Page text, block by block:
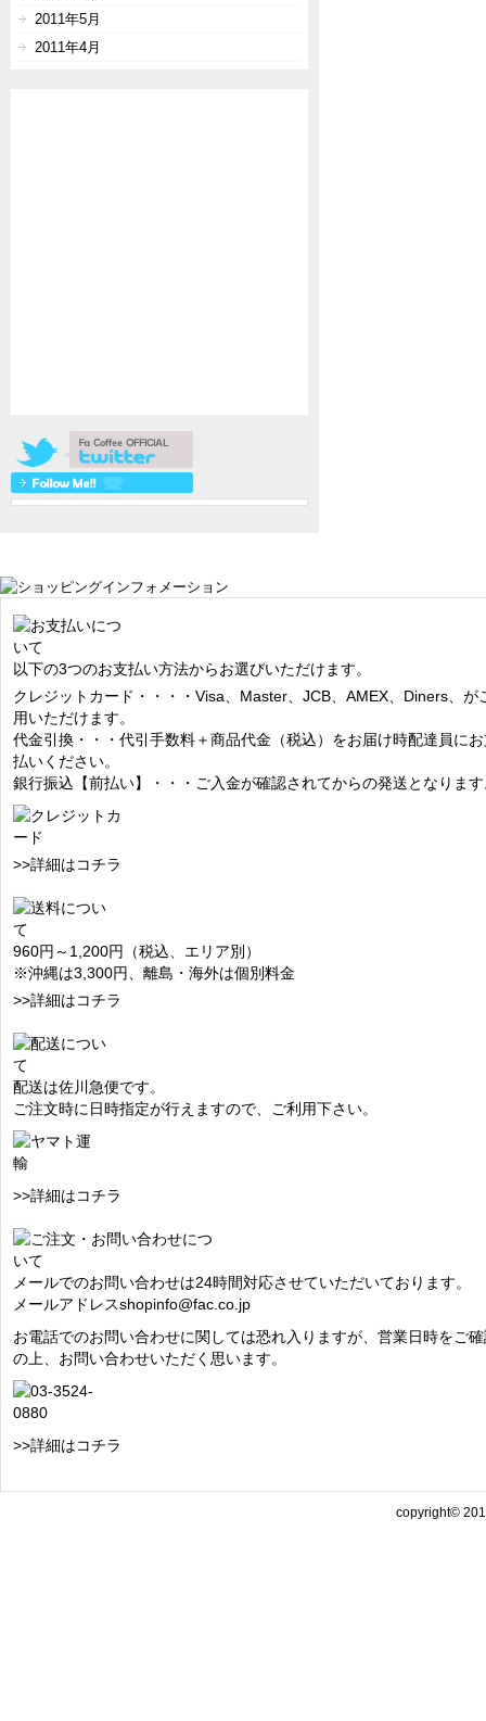
2011年5月
2011年4月
以下の3つのお支払い方法からお選びいただけます。
クレジットカード・・・・Visa、Master、JCB、AMEX、Diners、が
用いただけます。
代金引換・・・代引手数料＋商品代金（税込）をお届け時配達員に
払いください。
銀行振込【前払い】・・・ご入金が確認されてからの発送となりま
>>詳細はコチラ
960円～1,200円（税込、エリア別）
※沖縄は3,300円、離島・海外は個別料金
>>詳細はコチラ
配送は佐川急便です。
ご注文時に日時指定が行えますので、ご利用下さい。
>>詳細はコチラ
メールでのお問い合わせは24時間対応させていただいております。
メールアドレスshopinfo@fac.co.jp
お電話でのお問い合わせに関しては恐れ入りますが、営業日時をご
の上、お問い合わせいただく思います。
>>詳細はコチラ
copyright©